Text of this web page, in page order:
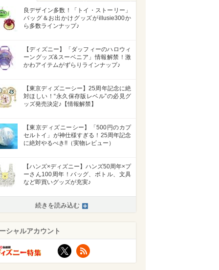
良デザイン多数！「トイ・ストーリー」
バッグ＆お出かけグッズがillusie300か
ら多数ラインナップ♪
【ディズニー】「ダッフィーのハロウィ
ーングッズ&スーベニア」情報解禁！激
かわアイテムがずらりラインナップ♪
【東京ディズニーシー】25周年記念に絶
対ほしい！“永久保存版レベル”の必見グ
ッズ発売決定♪【情報解禁】
【東京ディズニーシー】「500円のカプ
セルトイ」が神仕様すぎる！25周年記念
に絶対やるべき!!（実物レビュー）
【ハンズ×ディズニー】ハンズ50周年×プ
ーさん100周年！バッグ、ボトル、文具
など即買いグッズが充実♪
続きを読み込む
シャルアカウント
X